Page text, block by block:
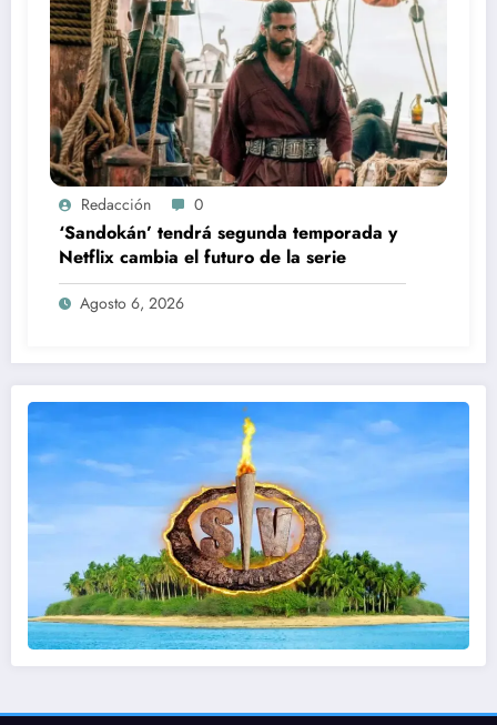
Redacción 0
‘Sandokán’ tendrá segunda temporada y
Netflix cambia el futuro de la serie
Agosto 6, 2026